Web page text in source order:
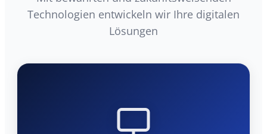
Technologien entwickeln wir Ihre digitalen
Lösungen